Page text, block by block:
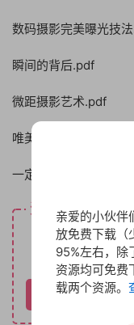
数码摄影完美曝光技
瞬间的背后.pdf
微距摄影艺术.pdf
唯美人像攻略.pdf
一定会漂亮！DSLR人
资源下载亲爱的小伙伴
放免费下载（
95%左右，除
资源均可免费
载两个资源。